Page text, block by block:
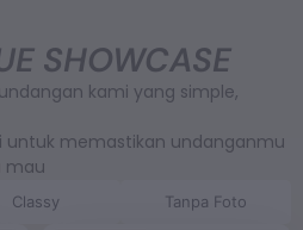
SHOWCASE
kami yang simple,
untuk memastikan undanganmu
mau
Classy Tanpa Foto